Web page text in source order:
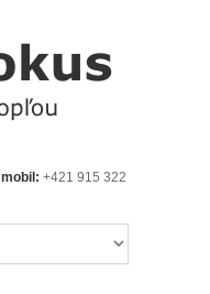
mobil: +421 915 322